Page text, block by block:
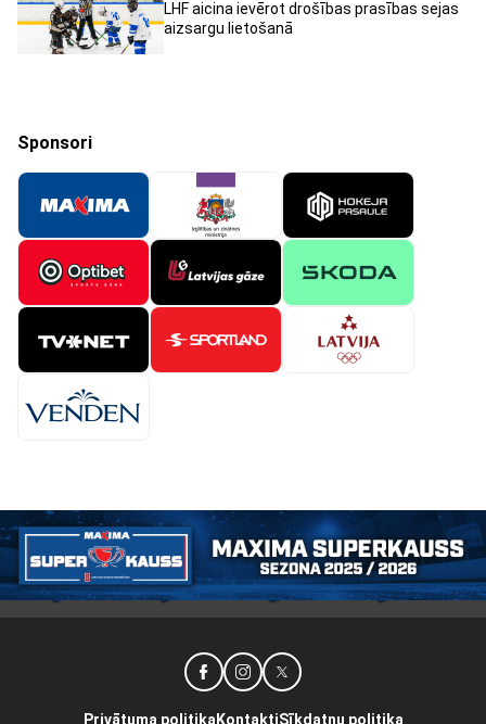
LHF aicina ievērot drošības prasības sejas
aizsargu lietošanā
Sponsori
Privātuma politika KontaktiSīkdatņu politika